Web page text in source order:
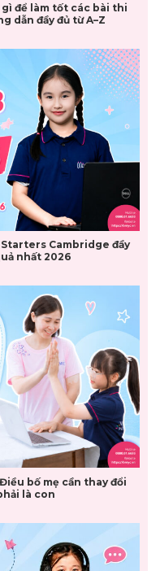
để làm tốt các bài thi
dẫn đầy đủ từ A–Z
Cambridge đầy
nhất 2026
bố mẹ cần thay đổi
là con